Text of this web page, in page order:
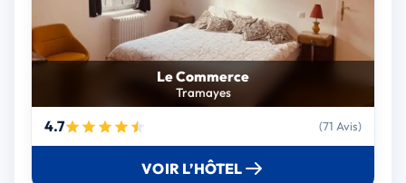
Le Commerce
Tramayes
4.7 (71 Avis)
VOIR L’HÔTEL